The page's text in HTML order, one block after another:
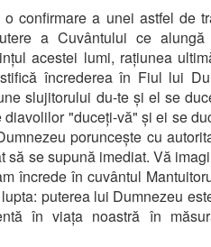
confirmare a unei astfel de
a Cuvântului ce
acestei lumi, rațiunea
încrederea în Fiul lui
slujitorului du-te și el se
"duceți-vă" și ei se
poruncește cu
să se supună imediat. Vă
încrede în cuvântul
puterea lui Dumnezeu
în viața noastră în